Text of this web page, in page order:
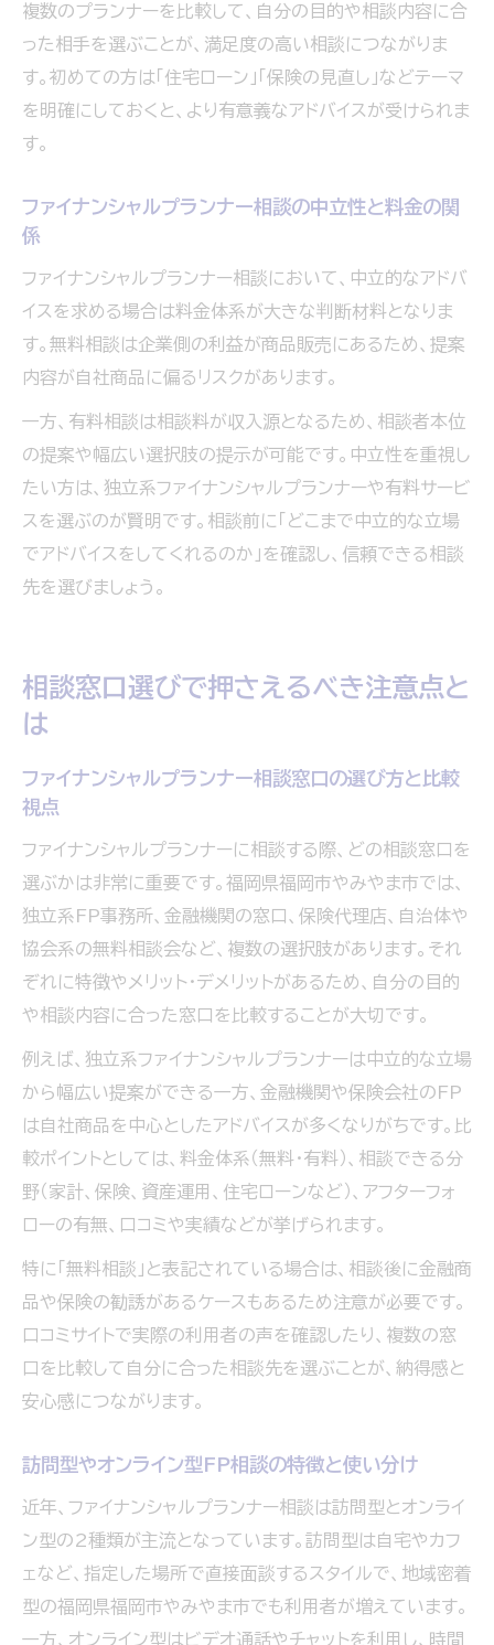
複数のプランナーを比較して、自分の目的や相談内容に合
った相手を選ぶことが、満足度の高い相談につながりま
す。初めての方は「住宅ローン」「保険の見直し」などテーマ
を明確にしておくと、より有意義なアドバイスが受けられま
す。
ファイナンシャルプランナー相談の中立性と料金の関
係
ファイナンシャルプランナー相談において、中立的なアドバ
イスを求める場合は料金体系が大きな判断材料となりま
す。無料相談は企業側の利益が商品販売にあるため、提案
内容が自社商品に偏るリスクがあります。
一方、有料相談は相談料が収入源となるため、相談者本位
の提案や幅広い選択肢の提示が可能です。中立性を重視し
たい方は、独立系ファイナンシャルプランナーや有料サービ
スを選ぶのが賢明です。相談前に「どこまで中立的な立場
でアドバイスをしてくれるのか」を確認し、信頼できる相談
先を選びましょう。
相談窓口選びで押さえるべき注意点と
は
ファイナンシャルプランナー相談窓口の選び方と比較
視点
ファイナンシャルプランナーに相談する際、どの相談窓口を
選ぶかは非常に重要です。福岡県福岡市やみやま市では、
独立系FP事務所、金融機関の窓口、保険代理店、自治体や
協会系の無料相談会など、複数の選択肢があります。それ
ぞれに特徴やメリット・デメリットがあるため、自分の目的
や相談内容に合った窓口を比較することが大切です。
例えば、独立系ファイナンシャルプランナーは中立的な立場
から幅広い提案ができる一方、金融機関や保険会社のFP
は自社商品を中心としたアドバイスが多くなりがちです。比
較ポイントとしては、料金体系（無料・有料）、相談できる分
野（家計、保険、資産運用、住宅ローンなど）、アフターフォ
ローの有無、口コミや実績などが挙げられます。
特に「無料相談」と表記されている場合は、相談後に金融商
品や保険の勧誘があるケースもあるため注意が必要です。
口コミサイトで実際の利用者の声を確認したり、複数の窓
口を比較して自分に合った相談先を選ぶことが、納得感と
安心感につながります。
訪問型やオンライン型FP相談の特徴と使い分け
近年、ファイナンシャルプランナー相談は訪問型とオンライ
ン型の2種類が主流となっています。訪問型は自宅やカフ
ェなど、指定した場所で直接面談するスタイルで、地域密着
型の福岡県福岡市やみやま市でも利用者が増えています。
一方、オンライン型はビデオ通話やチャットを利用し、時間